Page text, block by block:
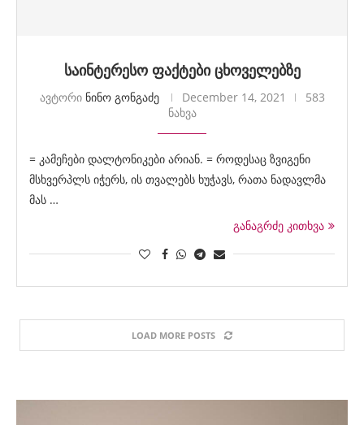
საინტერესო ფაქტები ცხოველებზე
ავტორი ნინო გონგაძე December 14, 2021
583
ნახვა
= კამეჩები დალტონიკები არიან. = როდესაც ზვიგენი
მსხვერპლს იჭერს, ის თვალებს ხუჭავს, რათა ნადავლმა
მას …
განაგრძე კითხვა
LOAD MORE POSTS